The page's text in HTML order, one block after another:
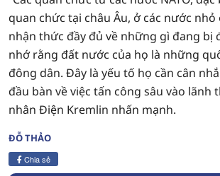
quan chức tại châu Âu, ở các nước nhỏ
nhận thức đầy đủ về những gì đang bị
nhớ rằng đất nước của họ là những
đông dân. Đây là yếu tố họ cần cân
đầu bàn về việc tấn công sâu vào lãnh
nhân Điện Kremlin nhấn mạnh.
ĐỖ THẢO
Chia sẻ